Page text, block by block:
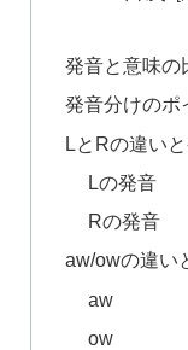
発音と意味の
発音分けのポ
LとRの違い
Lの発音
Rの発音
aw/owの違い
aw
ow